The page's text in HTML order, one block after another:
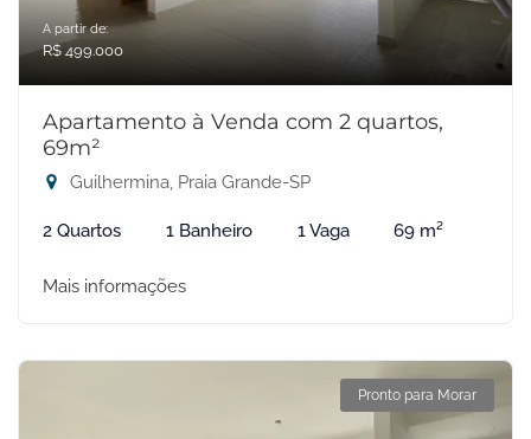
A partir de:
R$ 499.000
Apartamento à Venda com 2 quartos,
69m²
Guilhermina, Praia Grande-SP
2 Quartos 1 Banheiro 1 Vaga 69 m²
Mais informações
Pronto para Morar